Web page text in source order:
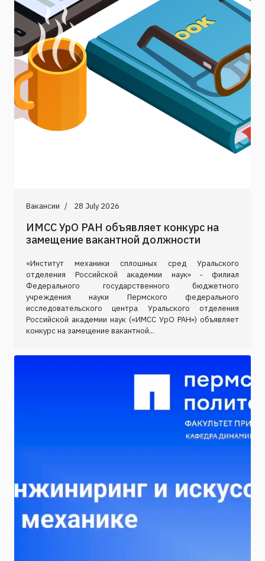
Вакансии 28 July 2026
ИМСС УрО РАН объявляет конкурс на
замещение вакантной должности
«Институт механики сплошных сред Уральского
отделения Российской академии наук» ‑ филиал
Федерального государственного бюджетного
учреждения науки Пермского федерального
исследовательского центра Уральского отделения
Российской академии наук («ИМСС УрО РАН») объявляет
конкурс на замещение вакантной...